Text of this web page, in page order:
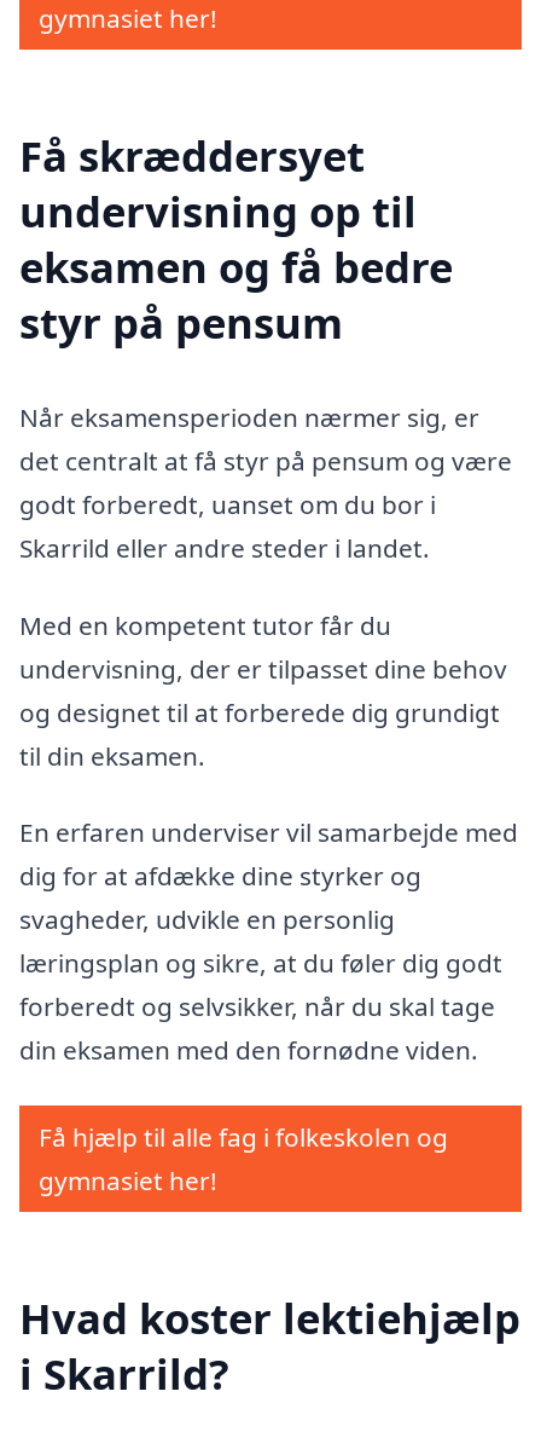
gymnasiet her!
Få skræddersyet
undervisning op til
eksamen og få bedre
styr på pensum
Når eksamensperioden nærmer sig, er
det centralt at få styr på pensum og være
godt forberedt, uanset om du bor i
Skarrild eller andre steder i landet.
Med en kompetent tutor får du
undervisning, der er tilpasset dine behov
og designet til at forberede dig grundigt
til din eksamen.
En erfaren underviser vil samarbejde med
dig for at afdække dine styrker og
svagheder, udvikle en personlig
læringsplan og sikre, at du føler dig godt
forberedt og selvsikker, når du skal tage
din eksamen med den fornødne viden.
Få hjælp til alle fag i folkeskolen og
gymnasiet her!
Hvad koster lektiehjælp
i Skarrild?